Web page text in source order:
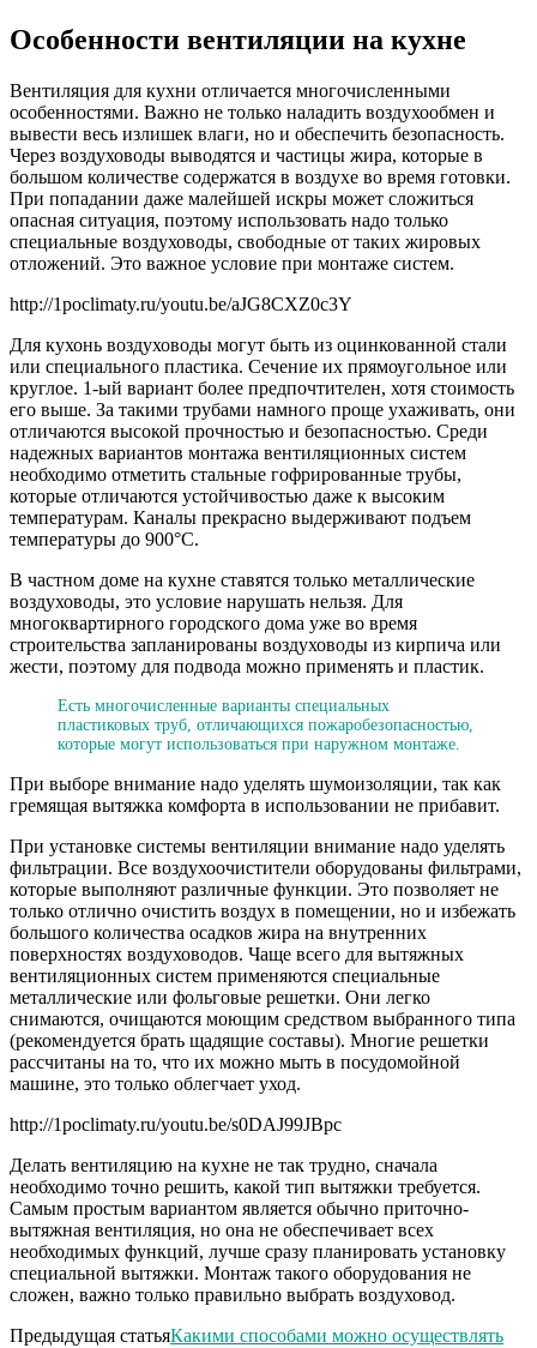
Особенности вентиляции на кухне
Вентиляция для кухни отличается многочисленными
особенностями. Важно не только наладить воздухообмен и
вывести весь излишек влаги, но и обеспечить безопасность.
Через воздуховоды выводятся и частицы жира, которые в
большом количестве содержатся в воздухе во время готовки.
При попадании даже малейшей искры может сложиться
опасная ситуация, поэтому использовать надо только
специальные воздуховоды, свободные от таких жировых
отложений. Это важное условие при монтаже систем.
http://1poclimaty.ru/youtu.be/aJG8CXZ0c3Y
Для кухонь воздуховоды могут быть из оцинкованной стали
или специального пластика. Сечение их прямоугольное или
круглое. 1-ый вариант более предпочтителен, хотя стоимость
его выше. За такими трубами намного проще ухаживать, они
отличаются высокой прочностью и безопасностью. Среди
надежных вариантов монтажа вентиляционных систем
необходимо отметить стальные гофрированные трубы,
которые отличаются устойчивостью даже к высоким
температурам. Каналы прекрасно выдерживают подъем
температуры до 900°C.
В частном доме на кухне ставятся только металлические
воздуховоды, это условие нарушать нельзя. Для
многоквартирного городского дома уже во время
строительства запланированы воздуховоды из кирпича или
жести, поэтому для подвода можно применять и пластик.
Есть многочисленные варианты специальных
пластиковых труб, отличающихся пожаробезопасностью,
которые могут использоваться при наружном монтаже.
При выборе внимание надо уделять шумоизоляции, так как
гремящая вытяжка комфорта в использовании не прибавит.
При установке системы вентиляции внимание надо уделять
фильтрации. Все воздухоочистители оборудованы фильтрами,
которые выполняют различные функции. Это позволяет не
только отлично очистить воздух в помещении, но и избежать
большого количества осадков жира на внутренних
поверхностях воздуховодов. Чаще всего для вытяжных
вентиляционных систем применяются специальные
металлические или фольговые решетки. Они легко
снимаются, очищаются моющим средством выбранного типа
(рекомендуется брать щадящие составы). Многие решетки
рассчитаны на то, что их можно мыть в посудомойной
машине, это только облегчает уход.
http://1poclimaty.ru/youtu.be/s0DAJ99JBpc
Делать вентиляцию на кухне не так трудно, сначала
необходимо точно решить, какой тип вытяжки требуется.
Самым простым вариантом является обычно приточно-
вытяжная вентиляция, но она не обеспечивает всех
необходимых функций, лучше сразу планировать установку
специальной вытяжки. Монтаж такого оборудования не
сложен, важно только правильно выбрать воздуховод.
Предыдущая статьяКакими способами можно осуществлять